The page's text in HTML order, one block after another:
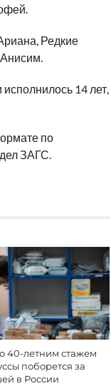
Редкие
14 лет,
по
ЗАГС.
40-летним стажем
поборется за
в России